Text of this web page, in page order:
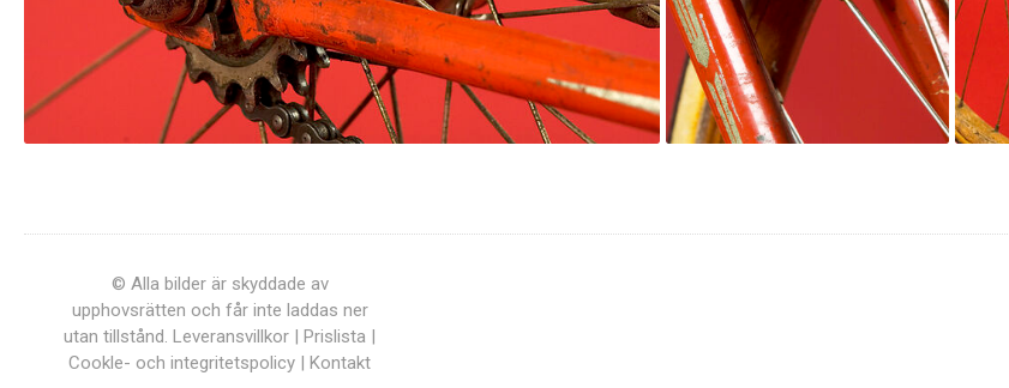
© Alla bilder är skyddade av
upphovsrätten och får inte laddas ner
utan tillstånd. Leveransvillkor | Prislista |
Cookle- och integritetspolicy | Kontakt